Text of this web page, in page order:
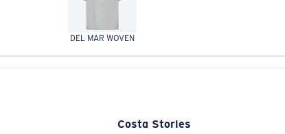
DEL MAR WOVEN
Costa Stories